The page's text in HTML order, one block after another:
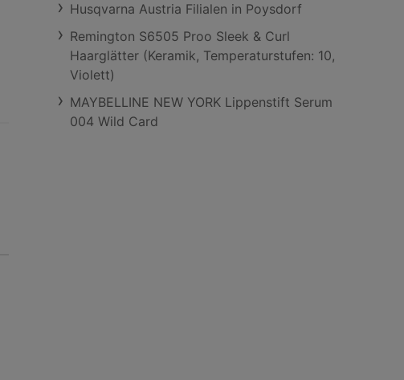
Husqvarna Austria Filialen in Poysdorf
Remington S6505 Proo Sleek & Curl
Haarglätter (Keramik, Temperaturstufen: 10,
Violett)
MAYBELLINE NEW YORK Lippenstift Serum
004 Wild Card